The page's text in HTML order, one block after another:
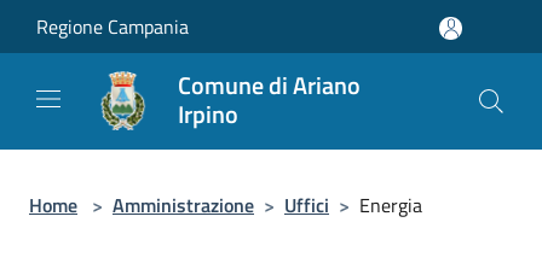
Salta al contenuto principale
Regione Campania
Comune di Ariano
Irpino
Home > Amministrazione > Uffici > Energia